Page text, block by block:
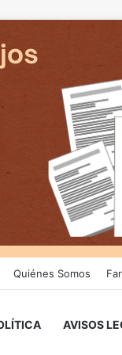
Quiénes Somos
AVISOS